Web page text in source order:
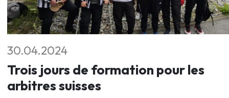
30.04.2024
Trois jours de formation pour les
arbitres suisses